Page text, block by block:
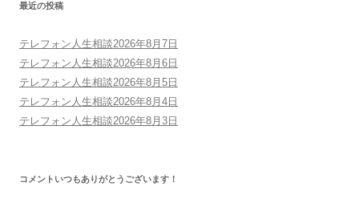
最近の投稿
テレフォン人生相談2026年8月7日
テレフォン人生相談2026年8月6日
テレフォン人生相談2026年8月5日
テレフォン人生相談2026年8月4日
テレフォン人生相談2026年8月3日
コメントいつもありがとうございます！